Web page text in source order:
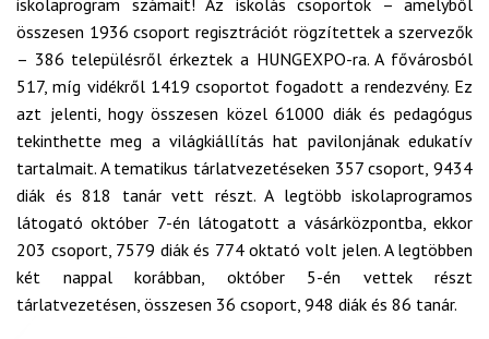
iskolaprogram számait! Az iskolás csoportok – amelyből
összesen 1936 csoport regisztrációt rögzítettek a szervezők
– 386 településről érkeztek a HUNGEXPO-ra. A fővárosból
517, míg vidékről 1419 csoportot fogadott a rendezvény. Ez
azt jelenti, hogy összesen közel 61000 diák és pedagógus
tekinthette meg a világkiállítás hat pavilonjának edukatív
tartalmait. A tematikus tárlatvezetéseken 357 csoport, 9434
diák és 818 tanár vett részt. A legtöbb iskolaprogramos
látogató október 7-én látogatott a vásárközpontba, ekkor
203 csoport, 7579 diák és 774 oktató volt jelen. A legtöbben
két nappal korábban, október 5-én vettek részt
tárlatvezetésen, összesen 36 csoport, 948 diák és 86 tanár.